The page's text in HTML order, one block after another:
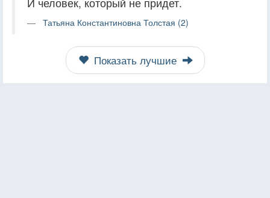
Татьяна Константиновна Толстая (2)
Показать лучшие